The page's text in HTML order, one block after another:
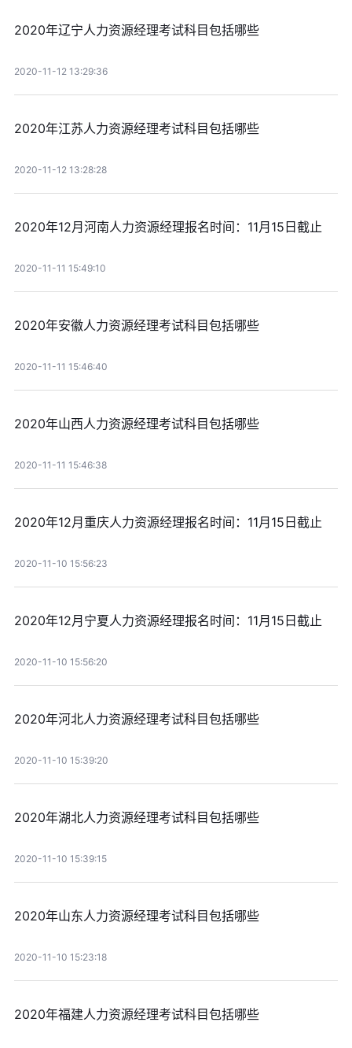
2020年辽宁人力资源经理考试科目包括哪些
2020-11-12 13:29:36
2020年江苏人力资源经理考试科目包括哪些
2020-11-12 13:28:28
2020年12月河南人力资源经理报名时间：11月15日截止
2020-11-11 15:49:10
2020年安徽人力资源经理考试科目包括哪些
2020-11-11 15:46:40
2020年山西人力资源经理考试科目包括哪些
2020-11-11 15:46:38
2020年12月重庆人力资源经理报名时间：11月15日截止
2020-11-10 15:56:23
2020年12月宁夏人力资源经理报名时间：11月15日截止
2020-11-10 15:56:20
2020年河北人力资源经理考试科目包括哪些
2020-11-10 15:39:20
2020年湖北人力资源经理考试科目包括哪些
2020-11-10 15:39:15
2020年山东人力资源经理考试科目包括哪些
2020-11-10 15:23:18
2020年福建人力资源经理考试科目包括哪些